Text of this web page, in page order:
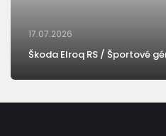
17.07.2026
Škoda Elroq RS / Športové